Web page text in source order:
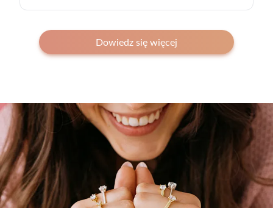
Dowiedz się więcej